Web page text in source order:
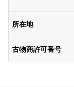
所在地
古物商許可番号